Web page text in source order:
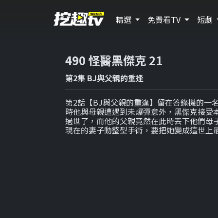
精選 免費看TV 短劇
490 怪醫黑傑克 21
第2集 BJ與父親的重逢
第2話【BJ與父親的重逢】留在答錄機的一
時他與母親遭遇到未爆彈意外，黑傑克接
過世了，而他的父親竟然在此時丟下他們
現在的妻子動整型手術，要把她變成這世上